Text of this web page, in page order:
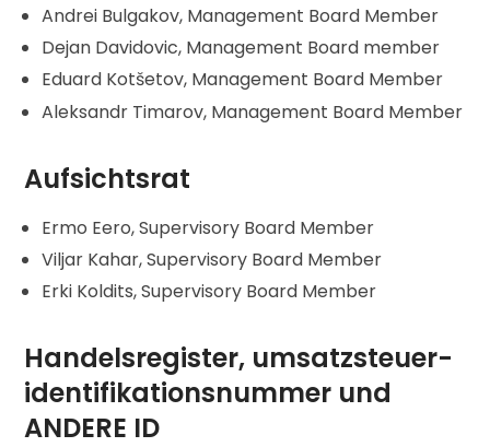
Finde deine Krypto-Strategie
KriptoEarn
Verdienen Sie Prämien für Ihre Kryptowährungen
Tresor
Wiederkehrender Kauf
Preisbenachrichtigungen
Preisaktualisierungen in Echtzeit für Ihre Lieblings-Token
Portfolio-Analyse
Intelligente Einblicke für eine optimale Performance
Andrei Bulgakov, Management Board Member
Dejan Davidovic, Management Board member
Eduard Kotšetov, Management Board Member
Aleksandr Timarov, Management Board Member
Aufsichtsrat
Ermo Eero, Supervisory Board Member
Viljar Kahar, Supervisory Board Member
Erki Koldits, Supervisory Board Member
Handelsregister, umsatzsteuer-
identifikationsnummer und
ANDERE ID